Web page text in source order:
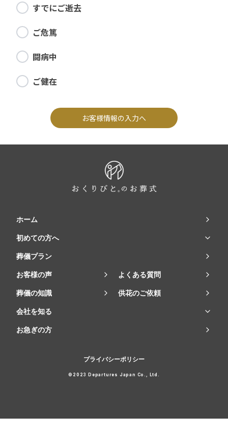
すでにご逝去
ご危篤
闘病中
ご健在
お客様情報の入力へ
ホーム
初めての方へ
葬儀プラン
お客様の声 よくある質問
葬儀の知識 供花のご依頼
会社を知る
お急ぎの方
プライバシーポリシー
©2023 Departures Japan Co., Ltd.